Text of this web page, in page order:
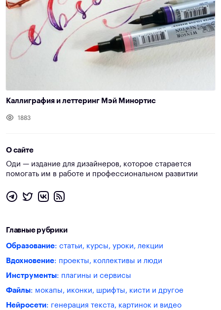
Каллиграфия и леттеринг Мэй Минортис
1883
О сайте
Оди — издание для дизайнеров, которое старается
помогать им в работе и профессиональном развитии
Главные рубрики
Образование: статьи, курсы, уроки, лекции
Вдохновение: проекты, коллективы и люди
Инструменты: плагины и сервисы
Файлы: мокапы, иконки, шрифты, кисти и другое
Нейросети: генерация текста, картинок и видео